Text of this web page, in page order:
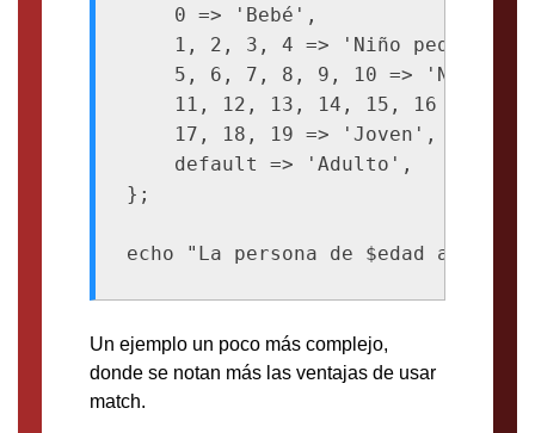
    0 => 'Bebé',
    1, 2, 3, 4 => 'Niño pequeño',
    5, 6, 7, 8, 9, 10 => 'Niño',
11, 12, 13, 14, 15, 16 =>
    17, 18, 19 => 'Joven',
    default => 'Adulto',
};
Un ejemplo un poco más complejo,
donde se notan más las ventajas de usar
match.